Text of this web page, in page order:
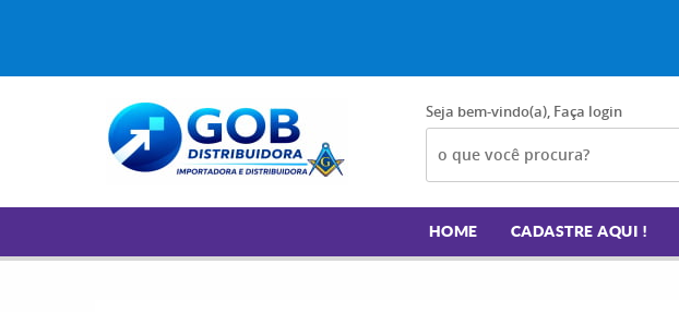
Seja bem-vindo(a), Faça login
HOME CADASTRE AQUI !